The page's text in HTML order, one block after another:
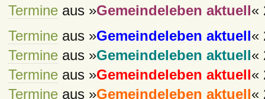
Termineaus »Gemeindeleben aktuell «
Termineaus »Gemeindeleben aktuell «
Termineaus »Gemeindeleben aktuell «
Termineaus »Gemeindeleben aktuell «
Termineaus »Gemeindeleben aktuell «